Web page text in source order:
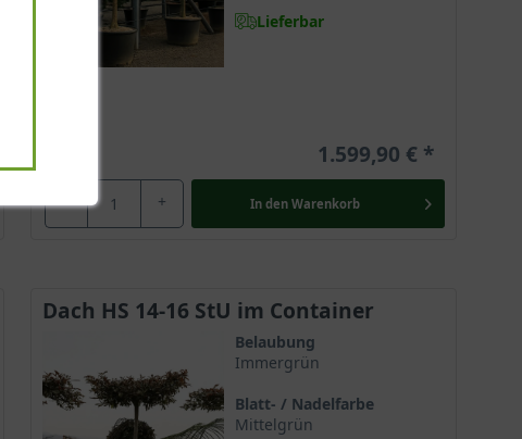
Lieferbar
1.599,90 €
- + In den Warenkorb
Dach HS 14-16 StU im Container
Belaubung
Immergrün
Blatt- / Nadelfarbe
Mittelgrün